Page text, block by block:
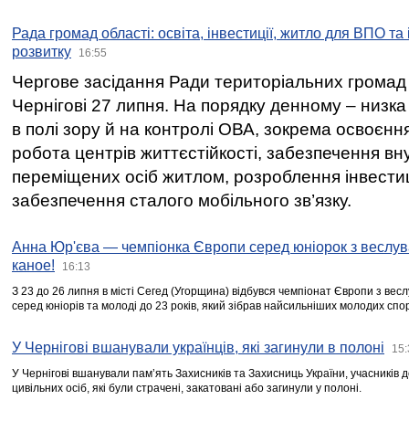
Рада громад області: освіта, інвестиції, житло для ВПО
розвитку
16:55
Чергове засідання Ради територіальних громад
Чернігові 27 липня. На порядку денному –
в полі зору й на контролі ОВА, зокрема освоєння
робота центрів життєстійкості, забезпечення
переміщених осіб житлом, розроблення
забезпечення сталого мобільного зв’язку.
Анна Юр'єва — чемпіонка Європи серед юніорок з
каное!
16:13
З 23 до 26 липня в місті Сегед (Угорщина) відбувся чемпіонат Європи з
серед юніорів та молоді до 23 років, який зібрав найсильніших молодих
У Чернігові вшанували українців, які загинули в полоні
У Чернігові вшанували пам’ять Захисників та Захисниць України,
цивільних осіб, які були страчені, закатовані або загинули у полоні.